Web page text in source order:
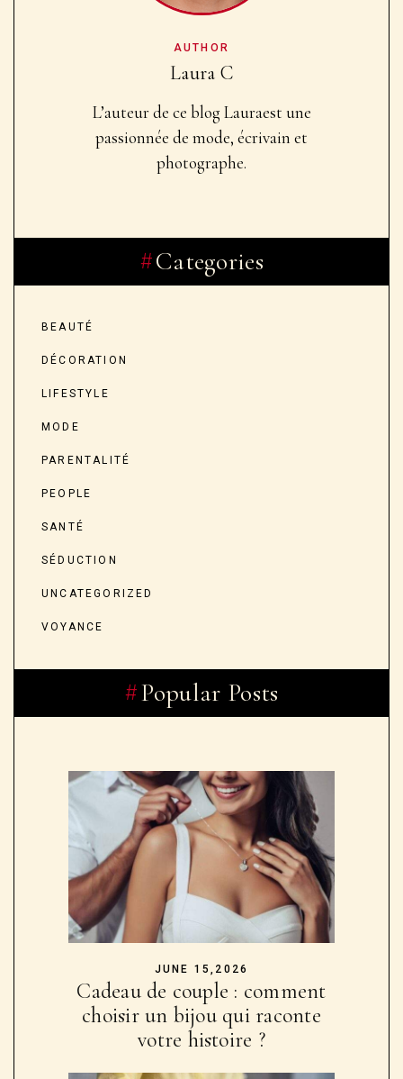
AUTHOR
Laura C
L’auteur de ce blog Lauraest une
passionnée de mode, écrivain et
photographe.
Categories
BEAUTÉ
DÉCORATION
LIFESTYLE
MODE
PARENTALITÉ
PEOPLE
SANTÉ
SÉDUCTION
UNCATEGORIZED
VOYANCE
Popular Posts
JUNE 15,2026
Cadeau de couple : comment
choisir un bijou qui raconte
votre histoire ?